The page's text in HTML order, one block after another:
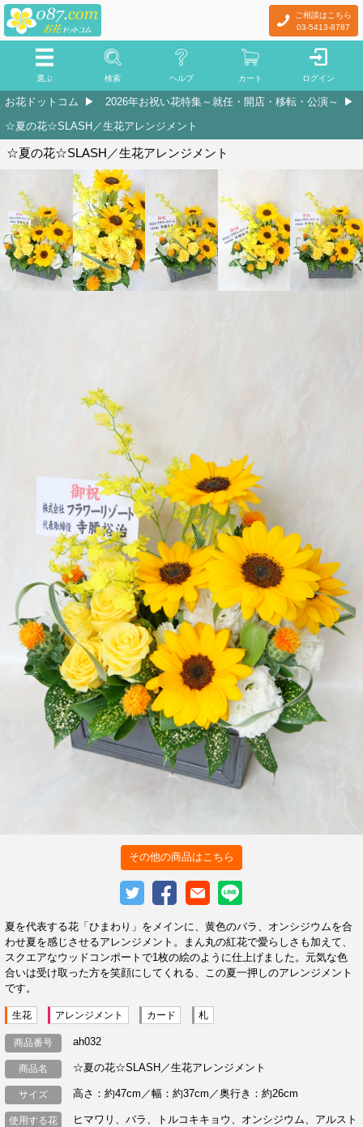
ご相談はこちら
03-5413-8787
選ぶ 検索 ヘルプ カート ログイン
お花ドットコム
2026年お祝い花特集～就任・開店・移転・公演～
☆夏の花☆SLASH／生花アレンジメント
☆夏の花☆SLASH／生花アレンジメント
その他の商品はこちら
夏を代表する花「ひまわり」をメインに、黄色のバラ、オンシジウムを合
わせ夏を感じさせるアレンジメント。まん丸の紅花で愛らしさも加えて、
スクエアなウッドコンポートで1枚の絵のように仕上げました。元気な色
合いは受け取った方を笑顔にしてくれる、この夏一押しのアレンジメント
です。
生花 アレンジメント カード 札
商品番号 ah032
商品名 ☆夏の花☆SLASH／生花アレンジメント
サイズ 高さ：約47cm／幅：約37cm／奥行き：約26cm
使用する花
ヒマワリ、バラ、トルコキキョウ、オンシジウム、アルスト